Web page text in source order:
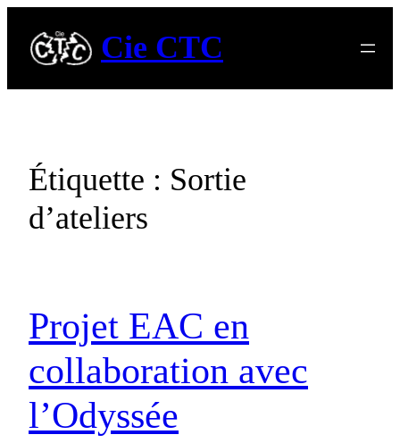
contenu
Cie CTC
Étiquette : Sortie
d’ateliers
Projet EAC en
collaboration avec
l’Odyssée